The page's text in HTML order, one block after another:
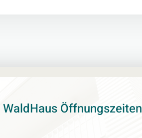
WaldHaus Öffnungszeiten